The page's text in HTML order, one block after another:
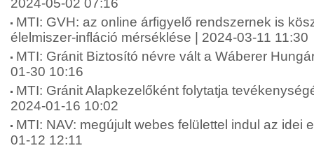
2024-05-02 07:16
MTI: GVH: az online árfigyelő rendszernek is
élelmiszer-infláció mérséklése | 2024-03-11 11:30
MTI: Gránit Biztosító névre vált a Wáberer
01-30 10:16
MTI: Gránit Alapkezelőként folytatja
2024-01-16 10:02
MTI: NAV: megújult webes felülettel indul az idei
01-12 12:11